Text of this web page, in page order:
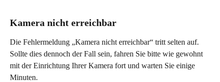
Kamera nicht erreichbar
Die Fehlermeldung „Kamera nicht erreichbar“ tritt selten auf.
Sollte dies dennoch der Fall sein, fahren Sie bitte wie gewohnt
mit der Einrichtung Ihrer Kamera fort und warten Sie einige
Minuten.